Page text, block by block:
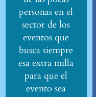
personas en el
sector de los
eventos que
busca siempre
esa extra milla
para que el
evento sea